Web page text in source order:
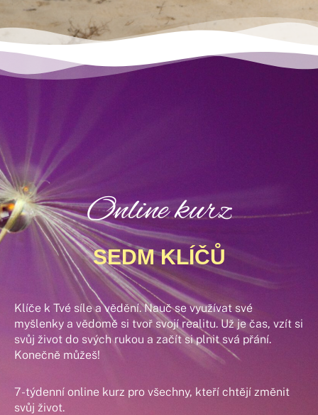
Online kurz
SEDM KLÍČŮ
Klíče k Tvé síle a vědění. Nauč se využívat své
myšlenky a vědomě si tvoř svojí realitu. Už je čas, vzít si
svůj život do svých rukou a začít si plnit svá přání.
Konečně můžeš!
7-týdenní online kurz pro všechny, kteří chtějí změnit
svůj život.